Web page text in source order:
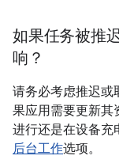
如果任务被推
响？
请务必考虑推迟或
果应用需要更新其
进行还是在设备充
后台工作选项。